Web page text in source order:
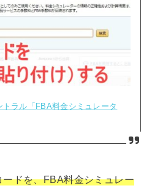
ラル「FBA料金シミュレータ
ードを、FBA料金シミュレー